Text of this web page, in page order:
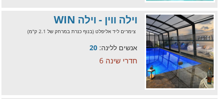
וילה ווין - וילה WIN
צימרים ליד אליפלט (בנוף כנרת במרחק של 2.1 ק"מ)
אנשים ללינה: 20
חדרי שינה 6